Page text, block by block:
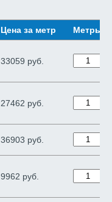
Цена за метр Метры
33059 руб.
27462 руб.
36903 руб.
9962 руб.